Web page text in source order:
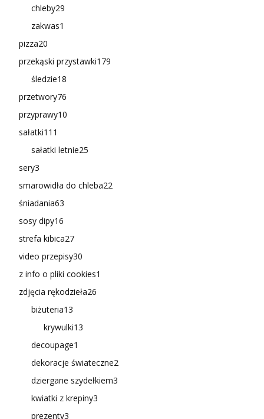
chleby29
zakwas1
pizza20
przekąski przystawki179
śledzie18
przetwory76
przyprawy10
sałatki111
sałatki letnie25
sery3
smarowidła do chleba22
śniadania63
sosy dipy16
strefa kibica27
video przepisy30
z info o pliki cookies1
zdjęcia rękodzieła26
biżuteria13
krywulki13
decoupage1
dekoracje świateczne2
dziergane szydełkiem3
kwiatki z krepiny3
prezenty3